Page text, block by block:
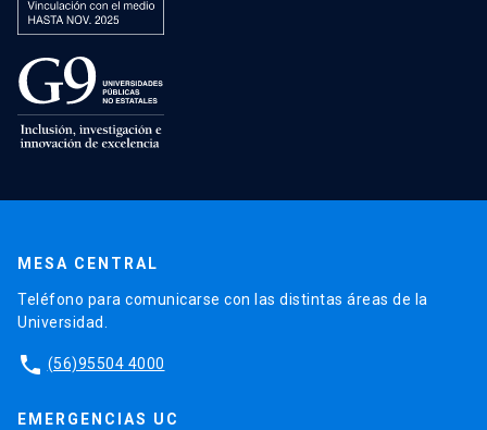
MESA CENTRAL
Teléfono para comunicarse con las distintas áreas de la
Universidad.
phone (56)95504 4000
EMERGENCIAS UC